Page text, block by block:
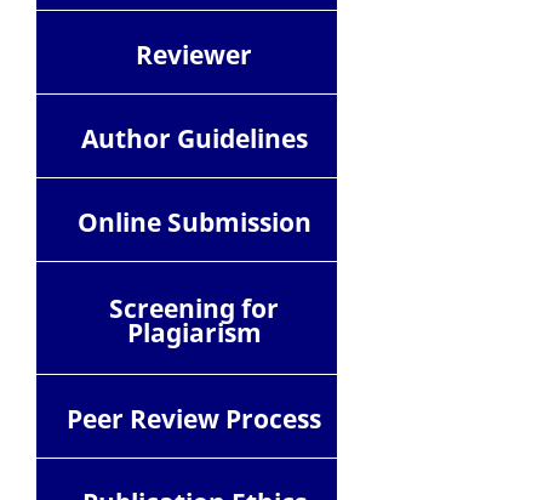
Reviewer
Author Guidelines
Online Submission
Screening for
Plagiarism
Peer Review Process